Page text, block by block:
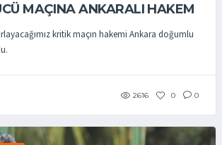
MAÇINA ANKARALI HAKEM
kritik maçın hakemi Ankara doğumlu
2616 0 0